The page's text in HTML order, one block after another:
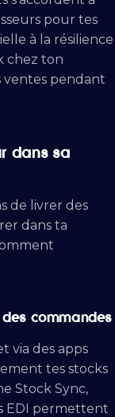
pour tes
à la résilience
chez ton
pendant
dans sa
de livrer des
dans ta
commandes
via des apps
tes stocks
Stock Sync,
EDI permettent